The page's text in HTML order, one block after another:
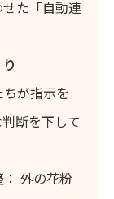
た「自動連
が指示を
断を下して
： 外の花粉